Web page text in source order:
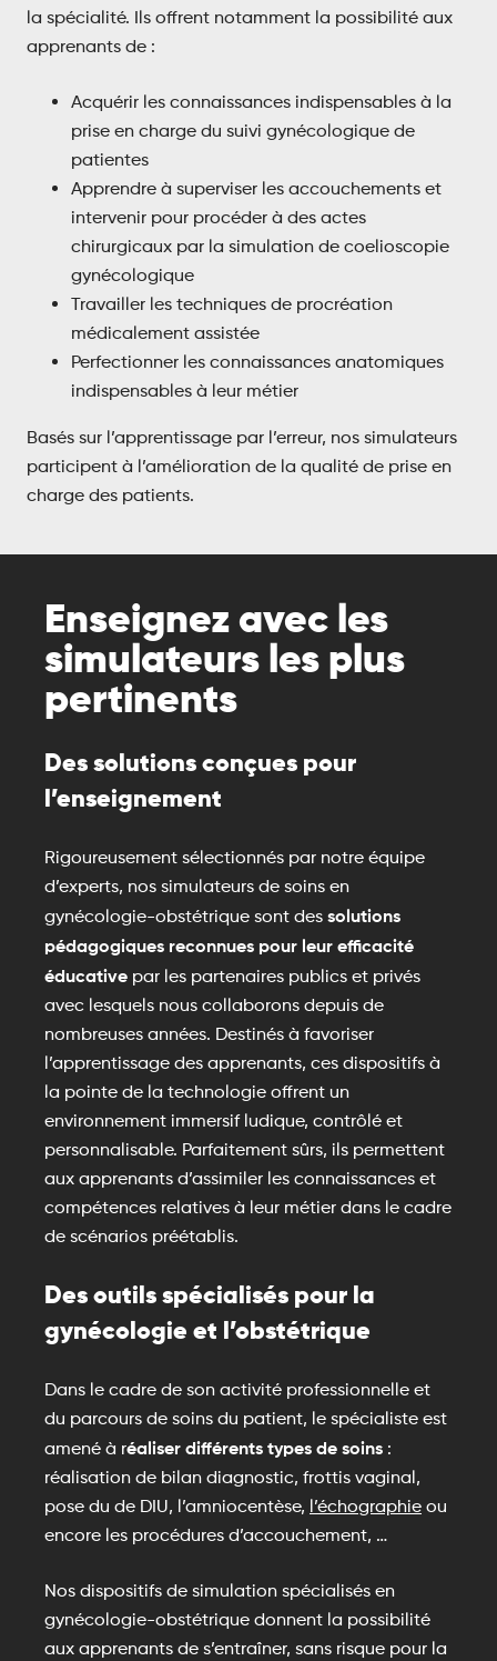
la spécialité. Ils offrent notamment la possibilité aux
apprenants de :
Acquérir les connaissances indispensables à la
prise en charge du suivi gynécologique de
patientes
Apprendre à superviser les accouchements et
intervenir pour procéder à des actes
chirurgicaux par la simulation de coelioscopie
gynécologique
Travailler les techniques de procréation
médicalement assistée
Perfectionner les connaissances anatomiques
indispensables à leur métier
Basés sur l’apprentissage par l’erreur, nos simulateurs
participent à l’amélioration de la qualité de prise en
charge des patients.
Enseignez avec les
simulateurs les plus
pertinents
Des solutions conçues pour
l’enseignement
Rigoureusement sélectionnés par notre équipe
d’experts, nos simulateurs de soins en
gynécologie-obstétrique sont des solutions
pédagogiques reconnues pour leur efficacité
éducative par les partenaires publics et privés
avec lesquels nous collaborons depuis de
nombreuses années. Destinés à favoriser
l’apprentissage des apprenants, ces dispositifs à
la pointe de la technologie offrent un
environnement immersif ludique, contrôlé et
personnalisable. Parfaitement sûrs, ils permettent
aux apprenants d’assimiler les connaissances et
compétences relatives à leur métier dans le cadre
de scénarios préétablis.
Des outils spécialisés pour la
gynécologie et l’obstétrique
Dans le cadre de son activité professionnelle et
du parcours de soins du patient, le spécialiste est
amené à réaliser différents types de soins :
réalisation de bilan diagnostic, frottis vaginal,
pose du de DIU, l’amniocentèse, l’échographie ou
encore les procédures d’accouchement, …
Nos dispositifs de simulation spécialisés en
gynécologie-obstétrique donnent la possibilité
aux apprenants de s’entraîner, sans risque pour la